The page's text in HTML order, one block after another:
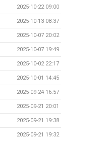
2025-10-22 09:00
2025-10-13 08:37
2025-10-07 20:02
2025-10-07 19:49
2025-10-02 22:17
2025-10-01 14:45
2025-09-24 16:57
2025-09-21 20:01
2025-09-21 19:38
2025-09-21 19:32